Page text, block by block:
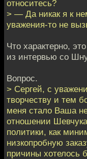
относитесь?
> — Да никак я к
уважения-то не
Что характерно,
из интервью со
Вопрос.
> Сергей, с
творчеству и тем
меня стало Ваша
отношении
политики, как
низкопробную
причины хотелось